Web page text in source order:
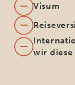
Visum
wir diese